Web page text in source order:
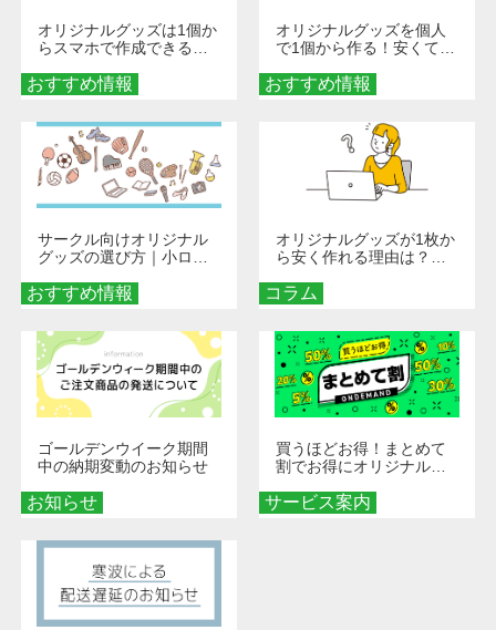
おすすめ情報
オリジナルグッズは1個か
らスマホで作成できる！
くなる巾着＆ポーチ活用
術
おすすめ情報
オリジナルグッズを個人
で1個から作る！安くて簡
秘訣
おすすめ情報
サークル向けオリジナル
グッズの選び方｜小ロッ
める秘訣
コラム
オリジナルグッズが1枚か
ら安く作れる理由は？オ
とメリットを解説
お知らせ
ゴールデンウイーク期間
中の納期変動のお知らせ
サービス案内
買うほどお得！まとめて
割でお得にオリジナルグ